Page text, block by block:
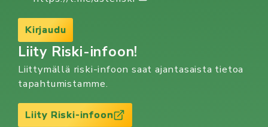
Kirjaudu
Liity Riski-infoon!
Liittymällä riski-infoon saat ajantasaista tietoa
tapahtumistamme.
Liity Riski-infoon